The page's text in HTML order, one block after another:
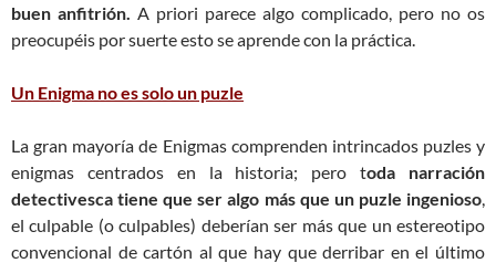
buen anfitrión. A priori parece algo complicado, pero no os
preocupéis por suerte esto se aprende con la práctica.
Un Enigma no es solo un puzle
La gran mayoría de Enigmas comprenden intrincados puzles y
enigmas centrados en la historia; pero toda narración
detectivesca tiene que ser algo más que un puzle ingenioso,
el culpable (o culpables) deberían ser más que un estereotipo
convencional de cartón al que hay que derribar en el último